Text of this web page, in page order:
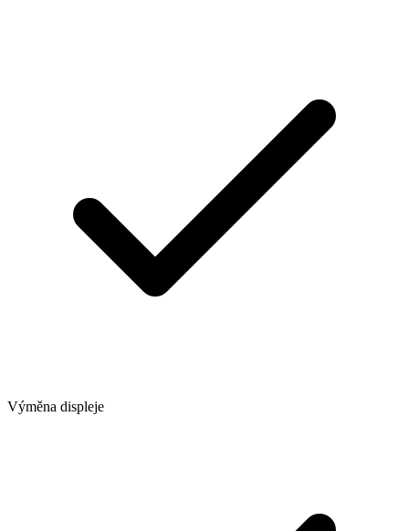
Výměna displeje